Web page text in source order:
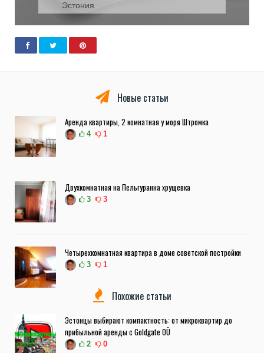
Эстония
Новые статьи
Аренда квартиры, 2 комнатная у моря Штромка
4 1
Двухкомнатная на Пельгуранна хрущевка
3 3
Четырехкомнатная квартира в доме советской постройки
3 1
Похожие статьи
Эстонцы выбирают компактность: от микроквартир до
прибыльной аренды с Goldgate OÜ
2 0